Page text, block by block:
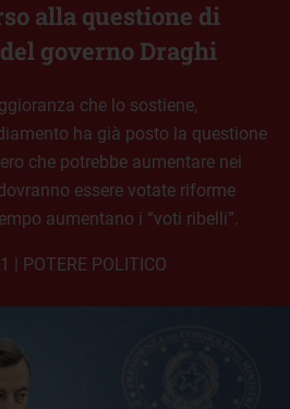
alla questione di
governo Draghi
che lo sostiene,
ha già posto la questione
che potrebbe aumentare nei
essere votate riforme
aumentano i “voti ribelli”.
| POTERE POLITICO